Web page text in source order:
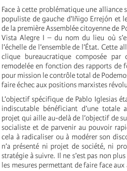
Face à cette problématique une alliance
populiste de gauche d’Iñigo Errejón et
de la première Assemblée citoyenne de
Vista Alegre I – du nom du lieu où
l’échelle de l’ensemble de l’État. Cette
clique bureaucratique composée par
remodelée en fonction des rapports de
pour mission le contrôle total de
faire échec aux positions marxistes
L’objectif spécifique de Pablo Iglesias
indiscutable bénéficiant d’une totale
projet qui aille au-delà de l’objectif de
socialiste et de parvenir au pouvoir
cela à radicaliser ou à modérer son
n’a présenté ni projet de société, ni
stratégie à suivre. Il ne s’est pas non
les mesures permettant de faire face